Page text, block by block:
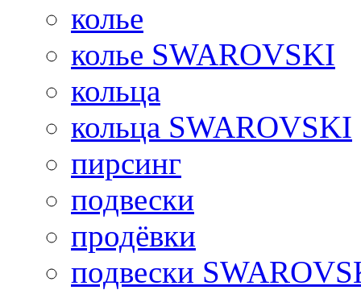
колье
колье SWAROVSKI
кольца
кольца SWAROVSKI
пирсинг
подвески
продёвки
подвески